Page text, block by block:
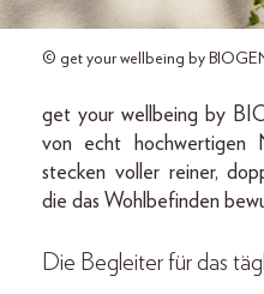
© get your wellbeing by
get your wellbeing by
von echt hochwertigen
stecken voller reiner,
die das Wohlbefinden
Die Begleiter für das